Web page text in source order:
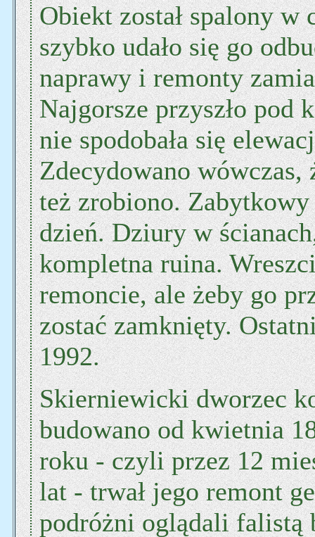
Obiekt został spalony
szybko udało się go
naprawy i remonty
Najgorsze przyszło pod
nie spodobała się
Zdecydowano wówczas,
też zrobiono.
dzień. Dziury w
kompletna ruina.
remoncie, ale żeby go
zostać zamknięty.
1992.
Skierniewicki dworzec
budowano od kwietnia
roku - czyli przez 12
lat - trwał jego remont
podróżni oglądali falistą